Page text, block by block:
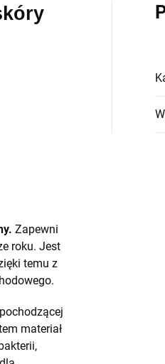
Zapewni
roku. Jest
temu z
materiał